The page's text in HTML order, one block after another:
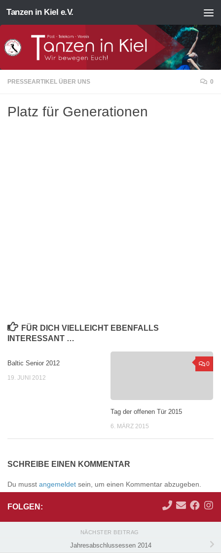
Zum Inhalt springen
Tanzen in Kiel e.V.
PRESSEARTIKEL ÜBER UNS 0
Platz für Generationen
FÜR DICH VIELLEICHT EBENFALLS
INTERESSANT …
Baltic Senior 2012
19. JUNI 2012
0
Tag der offenen Tür 2015
6. MÄRZ 2015
SCHREIBE EINEN KOMMENTAR
Du musst angemeldet sein, um einen Kommentar abzugeben.
FOLGEN:
NÄCHSTER BEITRAG
Jahresabschlussessen 2014